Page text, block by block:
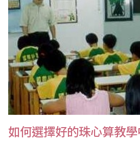
如何選擇好的珠心算教